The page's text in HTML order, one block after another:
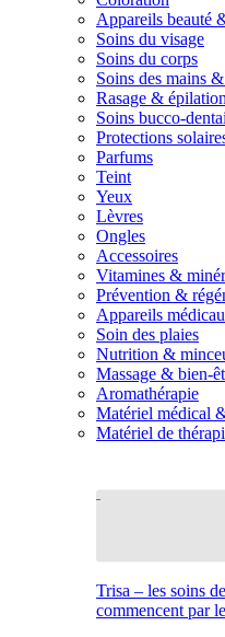
Appareils beauté
Soins du visage
Soins du corps
Soins des mains
Rasage & épilation
Soins bucco-
Protections
Parfums
Teint
Yeux
Lèvres
Ongles
Accessoires
Vitamines &
Prévention &
Appareils
Soin des plaies
Nutrition &
Massage & bien-
Aromathérapie
Matériel médical
Matériel de
Trisa – les soins
commencent par